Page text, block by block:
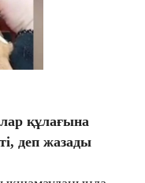
құлағына
деп жазады